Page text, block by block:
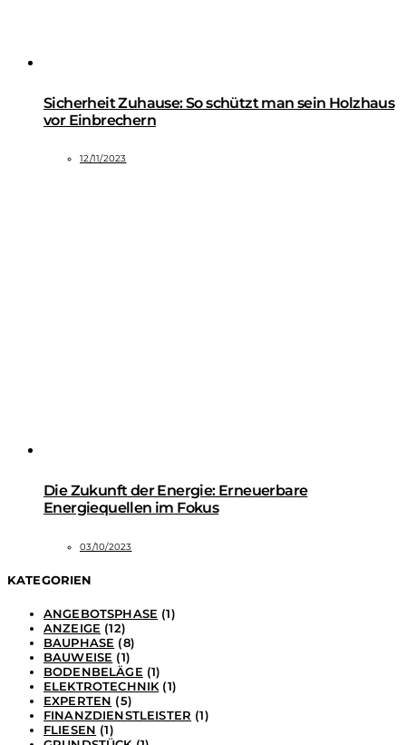
Sicherheit Zuhause: So schützt man sein Holzhaus
vor Einbrechern
12/11/2023
Die Zukunft der Energie: Erneuerbare
Energiequellen im Fokus
03/10/2023
KATEGORIEN
ANGEBOTSPHASE (1)
ANZEIGE (12)
BAUPHASE (8)
BAUWEISE (1)
BODENBELÄGE (1)
ELEKTROTECHNIK(1)
EXPERTEN (5)
FINANZDIENSTLEISTER (1)
FLIESEN (1)